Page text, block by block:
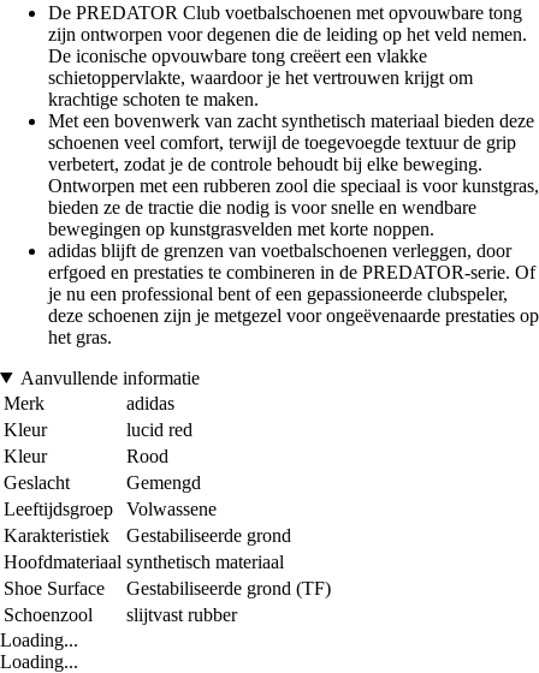
De PREDATOR Club voetbalschoenen met opvouwbare tong
zijn ontworpen voor degenen die de leiding op het veld nemen.
De iconische opvouwbare tong creëert een vlakke
schietoppervlakte, waardoor je het vertrouwen krijgt om
krachtige schoten te maken.
Met een bovenwerk van zacht synthetisch materiaal bieden deze
schoenen veel comfort, terwijl de toegevoegde textuur de grip
verbetert, zodat je de controle behoudt bij elke beweging.
Ontworpen met een rubberen zool die speciaal is voor kunstgras,
bieden ze de tractie die nodig is voor snelle en wendbare
bewegingen op kunstgrasvelden met korte noppen.
adidas blijft de grenzen van voetbalschoenen verleggen, door
erfgoed en prestaties te combineren in de PREDATOR-serie. Of
je nu een professional bent of een gepassioneerde clubspeler,
deze schoenen zijn je metgezel voor ongeëvenaarde prestaties op
het gras.
Aanvullende informatie
Merk
adidas
Kleur
lucid red
Kleur
Rood
Geslacht
Gemengd
Leeftijdsgroep
Volwassene
Karakteristiek
Gestabiliseerde grond
Hoofdmateriaal synthetisch materiaal
Shoe Surface
Gestabiliseerde grond (TF)
Schoenzool
slijtvast rubber
Loading...
Loading...